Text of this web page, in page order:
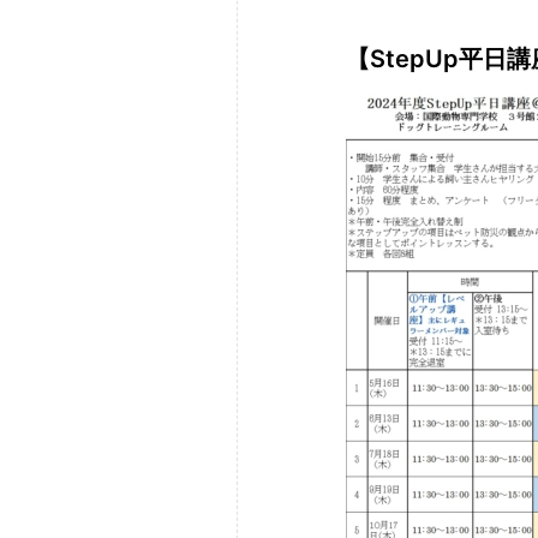
【StepUp平日講